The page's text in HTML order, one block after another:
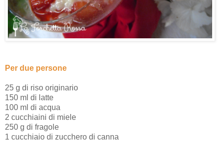
Per due persone
25 g di riso originario
150 ml di latte
100 ml di acqua
2 cucchiaini di miele
250 g di fragole
1 cucchiaio di zucchero di canna